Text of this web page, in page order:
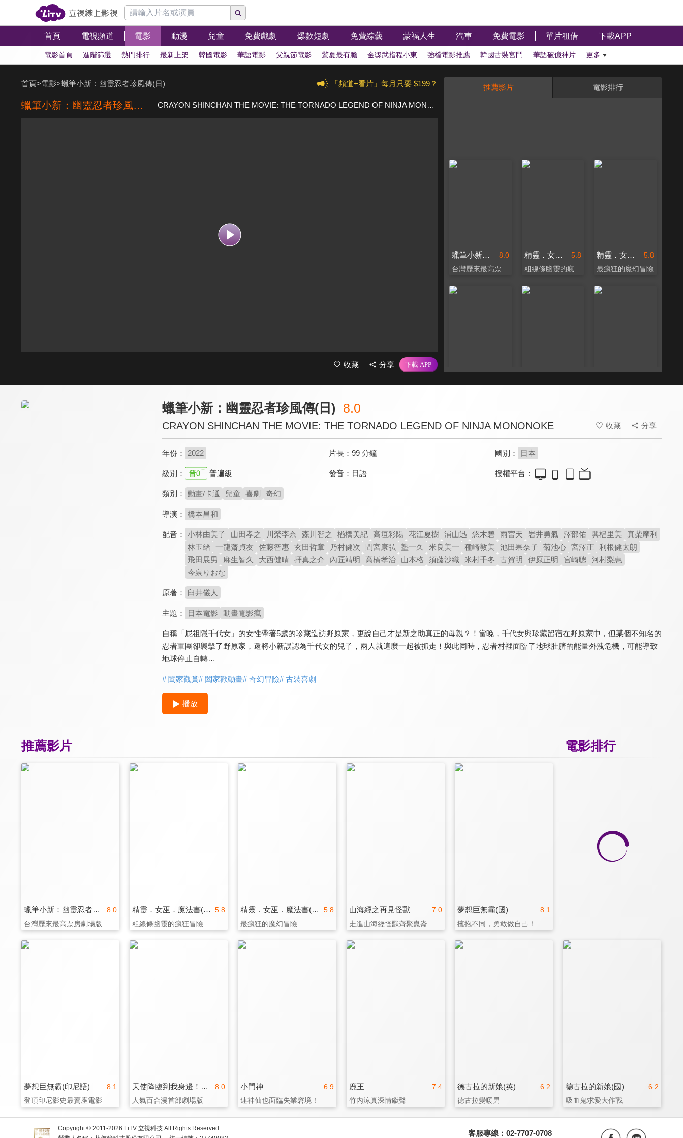
首頁 電視頻道 電影 動漫 兒童 免費戲劇 爆款短劇 免費綜藝 蒙福人生 汽車 免費電影 單片租借 下載APP
電影首頁 進階篩選 熱門排行 最新上架 韓國電影 華語電影 父親節電影 驚夏最有膽 金獎武指程小東 強檔電影推薦 韓國古裝宮鬥 華語破億神片 更多
「頻道+看片」每月只要 $199？
首頁>電影>蠟筆小新：幽靈忍者珍風傳(日)
蠟筆小新：幽靈忍者珍風傳(日) CRAYON SHINCHAN THE MOVIE: THE TORNADO LEGEND OF NINJA MONONOKE
收藏 分享
推薦影片 電影排行
8.0
蠟筆小新：幽靈忍者珍風傳(國)
台灣歷來最高票房劇場版
5.8
精靈．女巫．魔法書(德)
粗線條幽靈的瘋狂冒險
5.8
精靈．女巫．魔法書(國)
最瘋狂的魔幻冒險
6.2
德古拉的新娘(英)
德古拉變暖男
6.2
德古拉的新娘(國)
吸血鬼求愛大作戰
6.7
芬恩小精靈(國)
猶如《怪獸電力公司》
蠟筆小新：幽靈忍者珍風傳(日) 8.0
CRAYON SHINCHAN THE MOVIE: THE TORNADO LEGEND OF NINJA MONONOKE 收藏 分享
年份： 2022 片長： 99 分鐘 國別： 日本
級別： 普遍級 發音： 日語 授權平台：
類別： 動畫/卡通 兒童 喜劇 奇幻
導演： 橋本昌和
配音： 小林由美子 山田孝之 川榮李奈 森川智之 楢橋美紀 高垣彩陽 花江夏樹 浦山迅 悠木碧 雨宮天 岩井勇氣 澤部佑 興梠里美
真柴摩利
林玉緒 一龍齋貞友 佐藤智惠 玄田哲章 乃村健次 間宮康弘 塾一久 米良美一 種崎敦美 池田果奈子 菊池心 宮澤正
利根健太朗
飛田展男
麻生智久 大西健晴 拝真之介 內匠靖明 高橋孝治 山本格 須藤沙織 米村千冬 古賀明 伊原正明 宮崎聰
河村梨惠
今泉りおな
原著： 臼井儀人
主題： 日本電影 動畫電影瘋
自稱「屁祖隱千代女」的女性帶著5歲的珍藏造訪野原家，更說自己才是新之助真正的母親？！當晚，千代女與珍藏留宿在野原家中，但某個不知名的
忍者軍團卻襲擊了野原家，還將小新誤認為千代女的兒子，兩人就這麼一起被抓走！與此同時，忍者村裡面臨了地球肚臍的能量外洩危機，可能導致
地球停止自轉…
# 闔家觀賞# 闔家歡動畫# 奇幻冒險# 古裝喜劇
播放
電影排行
推薦影片
8.0
蠟筆小新：幽靈忍者珍風傳(國)
台灣歷來最高票房劇場版
5.8
精靈．女巫．魔法書(德)
粗線條幽靈的瘋狂冒險
5.8
精靈．女巫．魔法書(國)
最瘋狂的魔幻冒險
7.0
山海經之再見怪獸
走進山海經怪獸齊聚崑崙
8.1
夢想巨無霸(國)
擁抱不同，勇敢做自己！
8.1
夢想巨無霸(印尼語)
登頂印尼影史最賣座電影
8.0
天使降臨到我身邊！珍貴的朋友
人氣百合漫首部劇場版
6.9
小門神
連神仙也面臨失業窘境！
7.4
鹿王
竹內涼真深情獻聲
6.2
德古拉的新娘(英)
德古拉變暖男
6.2
德古拉的新娘(國)
吸血鬼求愛大作戰
Copyright © 2011-2026 LiTV 立視科技 All Rights Reserved.
客服專線：02-7707-0708